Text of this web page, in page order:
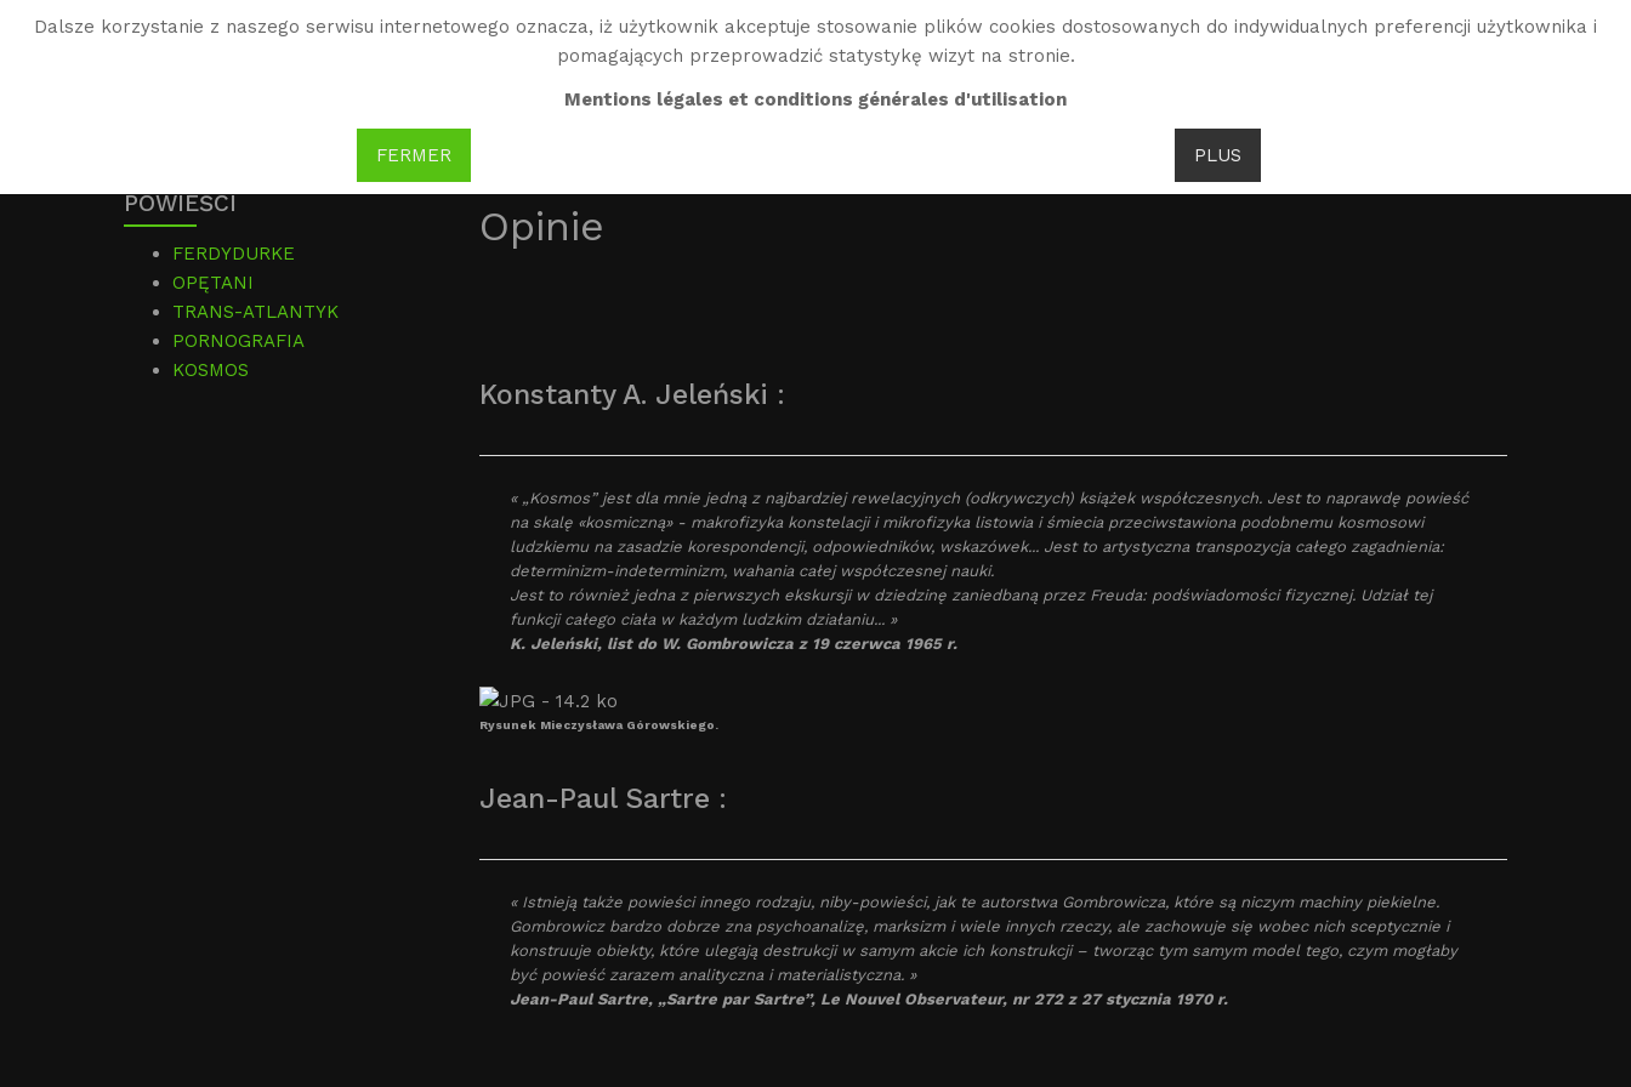
Dalsze korzystanie z naszego serwisu internetowego oznacza, iż użytkownik akceptuje stosowanie plików cookies dostosowanych do indywidualnych preferencji użytkownika i
pomagających przeprowadzić statystykę wizyt na stronie.
Mentions légales et conditions générales d'utilisation
FERMER PLUS
BIO
Opinie
Konstanty A. Jeleński :
« „Kosmos” jest dla mnie jedną z najbardziej rewelacyjnych (odkrywczych) książek współczesnych. Jest to naprawdę powieść
na skalę «kosmiczną» - makrofizyka konstelacji i mikrofizyka listowia i śmiecia przeciwstawiona podobnemu kosmosowi
ludzkiemu na zasadzie korespondencji, odpowiedników, wskazówek... Jest to artystyczna transpozycja całego zagadnienia:
determinizm-indeterminizm, wahania całej współczesnej nauki.
Jest to również jedna z pierwszych ekskursji w dziedzinę zaniedbaną przez Freuda: podświadomości fizycznej. Udział tej
funkcji całego ciała w każdym ludzkim działaniu... »
K. Jeleński, list do W. Gombrowicza z 19 czerwca 1965 r.
Rysunek Mieczysława Górowskiego.
Jean-Paul Sartre :
« Istnieją także powieści innego rodzaju, niby-powieści, jak te autorstwa Gombrowicza, które są niczym machiny piekielne.
Gombrowicz bardzo dobrze zna psychoanalizę, marksizm i wiele innych rzeczy, ale zachowuje się wobec nich sceptycznie i
konstruuje obiekty, które ulegają destrukcji w samym akcie ich konstrukcji – tworząc tym samym model tego, czym mogłaby
być powieść zarazem analityczna i materialistyczna. »
Jean-Paul Sartre, „Sartre par Sartre”, Le Nouvel Observateur, nr 272 z 27 stycznia 1970 r.
POWIEŚCI
FERDYDURKE
OPĘTANI
TRANS-ATLANTYK
PORNOGRAFIA
KOSMOS